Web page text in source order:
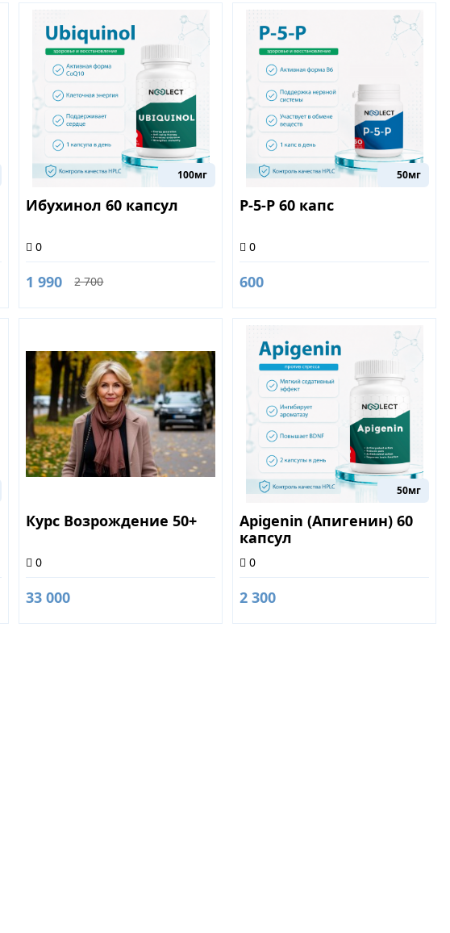
100мг
Ибухинол 60 капсул
0
1 990 2 700
50мг
P-5-P 60 капс
0
600
Курс Возрождение 50+
0
33 000
50мг
Apigenin (Апигенин) 60
капсул
0
2 300